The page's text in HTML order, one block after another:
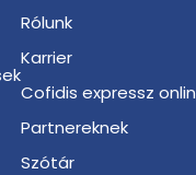
Rólunk
Karrier
Cofidis expressz
Partnereknek
Szótár